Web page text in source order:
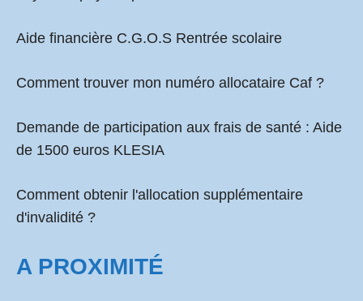
Aide financière C.G.O.S Rentrée scolaire
Comment trouver mon numéro allocataire Caf ?
Demande de participation aux frais de santé : Aide
de 1500 euros KLESIA
Comment obtenir l'allocation supplémentaire
d'invalidité ?
A PROXIMITÉ